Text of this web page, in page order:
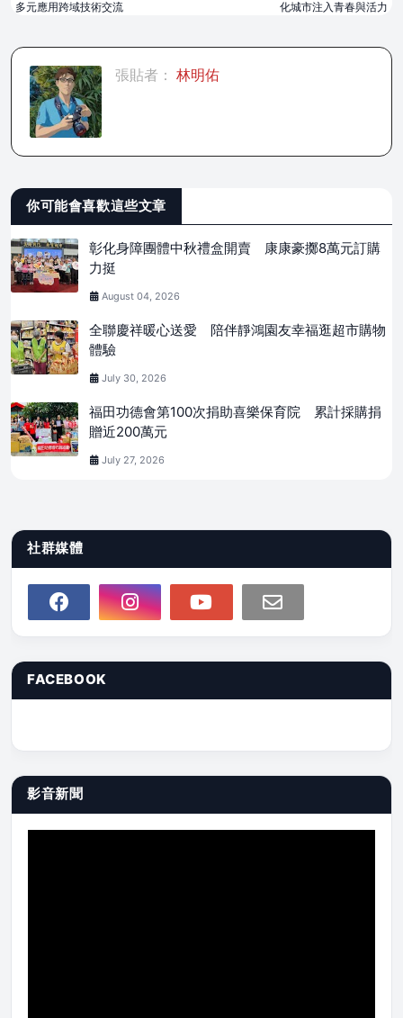
化城市注入青春與活力
多元應用跨域技術交流
張貼者： 林明佑
你可能會喜歡這些文章
彰化身障團體中秋禮盒開賣 康康豪擲8萬元訂購
力挺
August 04, 2026
全聯慶祥暖心送愛 陪伴靜鴻園友幸福逛超市購物
體驗
July 30, 2026
福田功德會第100次捐助喜樂保育院 累計採購捐
贈近200萬元
July 27, 2026
社群媒體
FACEBOOK
影音新聞